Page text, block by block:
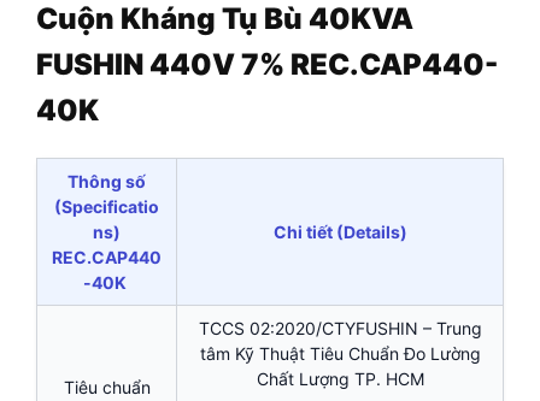
Cuộn Kháng Tụ Bù 40KVA
FUSHIN 440V 7% REC.CAP440-
40K
Thông số
(Specificatio
ns)
REC.CAP440
-40K
Chi tiết (Details)
Tiêu chuẩn
TCCS 02:2020/CTYFUSHIN – Trung
tâm Kỹ Thuật Tiêu Chuẩn Đo Lường
Chất Lượng TP. HCM